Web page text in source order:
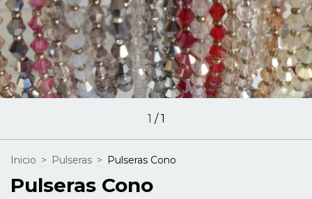
1 /1
Inicio > Pulseras > Pulseras Cono
Pulseras Cono